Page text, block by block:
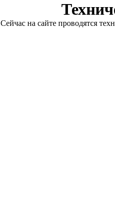
Сейчас на сайте проводятся